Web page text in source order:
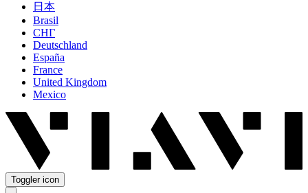
日本
Brasil
СНГ
Deutschland
España
France
United Kingdom
Mexico
Toggler icon